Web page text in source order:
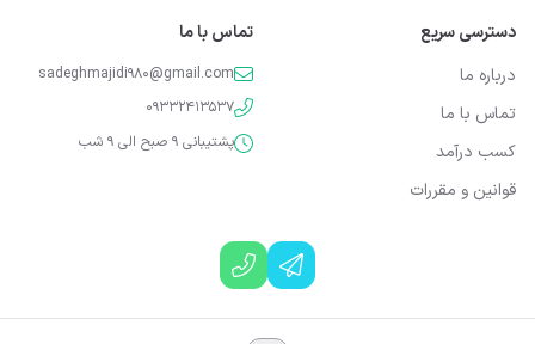
دسترسی سریع
درباره ما
تماس با ما
کسب درآمد
قوانین و مقررات
تماس با ما
sadeghmajidi980@gmail.com
09332413537
پشتیبانی 9 صبح الی 9 شب